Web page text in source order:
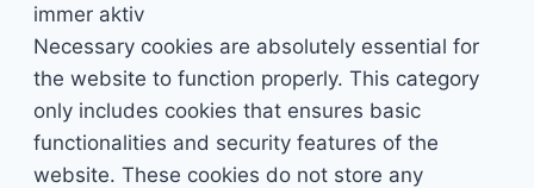
immer aktiv
Necessary cookies are absolutely essential for
the website to function properly. This category
only includes cookies that ensures basic
functionalities and security features of the
website. These cookies do not store any